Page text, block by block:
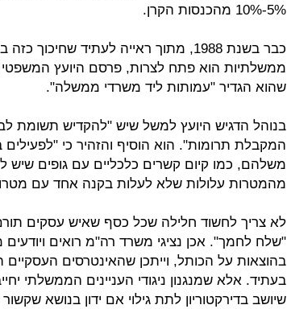
5%-10% מהכנסות הקרן.
כבר בשנת 1988, מתוך ראייה לעתיד
ממשלתיות הוא פתח לצרות, פרסם היועץ המשפטי
שהוא הגדיר "עמותות ליד משרדי ממשלה".
בנוהל הדגיש היועץ למשל שיש "להקדיש תשומת
המקבלת תרומות". הוא הוסיף והזהיר כי
משלהם, כמו קיום קשרים כלכליים עם גופים שיש
מהמטרות עלולות שלא לעלות בקנה אחד עם
לא צריך לחשוד חלילה שכל כסף שאיש עסקים
"שלח לחמך". אכן נציגי משרד רה"מ רואים ויודעים
בהוצאות על הכותל, וייתכן שהאינטרסים העסקיים
בעתיד. אלא שמנגנון ניגודי העניינים הממשלתי
שיושב בדירקטוריון לתת גילוי אם ידון בנושא